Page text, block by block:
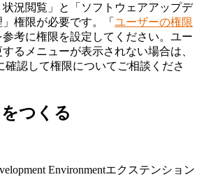
況閲覧」と「ソフトウェアアップデ
権限が必要です。「 ユーザーの権限
参考に権限を設定してください。ユー
るメニューが表示されない場合は、
確認して権限についてご相談くださ
つくる
Environmentエクステンション